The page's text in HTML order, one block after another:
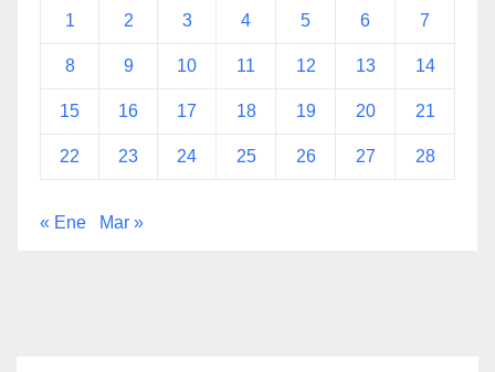
1 2 3 4 5 6 7
8 9 10 11 12 13 14
15 16 17 18 19 20 21
22 23 24 25 26 27 28
« Ene Mar »